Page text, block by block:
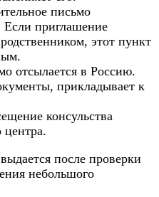
письмо
Если приглашение
этот пункт
отсылается в Россию.
прикладывает к
консульства
после проверки
небольшого